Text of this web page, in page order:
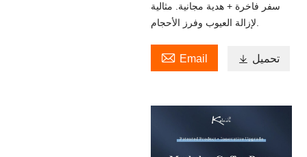
سفر فاخرة + هدية مجانية. مثالية
 Email  تحميل